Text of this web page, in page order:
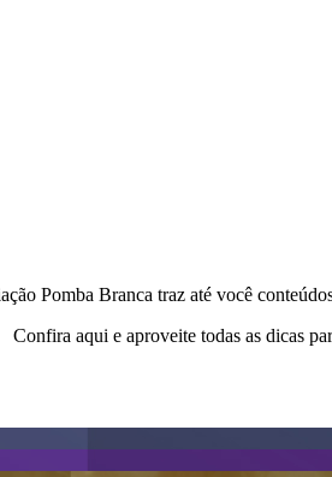
Pomba Branca traz até você
Confira aqui e aproveite todas as dicas